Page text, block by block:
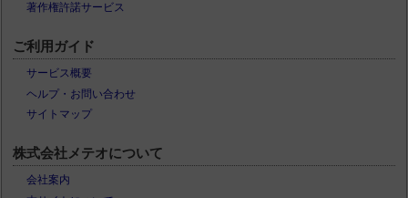
著作権許諾サービス
ご利用ガイド
サービス概要
ヘルプ・お問い合わせ
サイトマップ
株式会社メテオについて
会社案内